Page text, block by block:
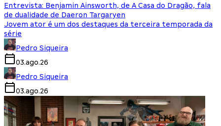
Entrevista: Benjamin Ainsworth, de A Casa do Dragão, fala
de dualidade de Daeron Targaryen
Jovem ator é um dos destaques da terceira temporada da
série
Pedro Siqueira
03.ago.26
Pedro Siqueira
03.ago.26